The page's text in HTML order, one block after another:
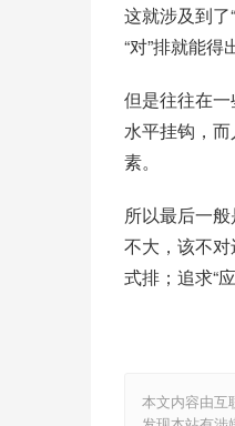
这就涉及到了
“对”排就能
但是往往在一
水平挂钩，
素。
所以最后一
不大，该不
式排；追求“
本文内容由互